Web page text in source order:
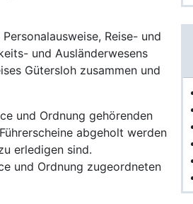
Reise- und
und Ausländerwesens
Gütersloh zusammen und
und Ordnung gehörenden
abgeholt werden
erledigen sind.
und Ordnung zugeordneten